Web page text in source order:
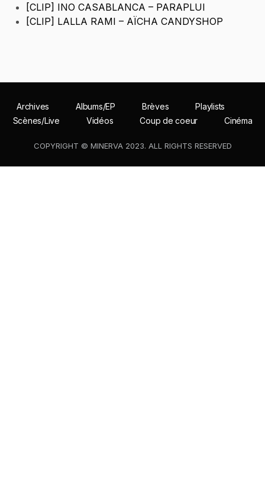
[CLIP] INO CASABLANCA – PARAPLUI
[CLIP] LALLA RAMI – AÏCHA CANDYSHOP
Archives Albums/EP Brèves
Playlists
Scènes/Live
Vidéos Coup de coeur Cinéma
COPYRIGHT © MINERVA 2023. ALL RIGHTS RESERVED